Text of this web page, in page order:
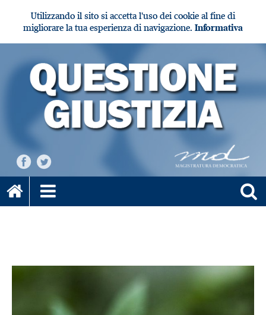
Utilizzando il sito si accetta l'uso dei cookie al fine di
migliorare la tua esperienza di navigazione. Informativa